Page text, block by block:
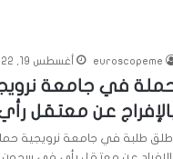
euroscopeme أغسطس 19, 2022
في جامعة
عن معتقل
أطلق طلبة في جامعة نرويجية